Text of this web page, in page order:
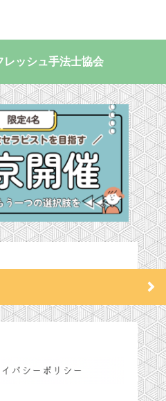
レッシュ手法士協会